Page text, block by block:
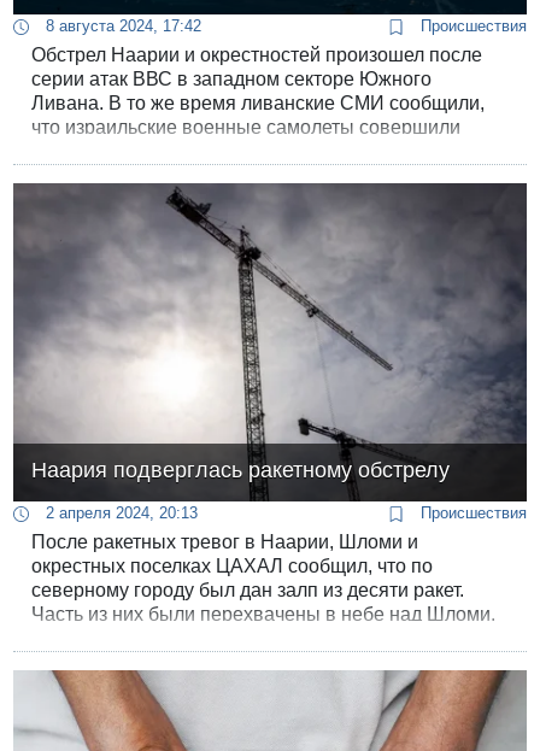
8 августа 2024, 17:42 Происшествия
Обстрел Наарии и окрестностей произошел после
серии атак ВВС в западном секторе Южного
Ливана. В то же время ливанские СМИ сообщили,
что израильские военные самолеты совершили
Наария подверглась ракетному обстрелу
2 апреля 2024, 20:13 Происшествия
После ракетных тревог в Наарии, Шломи и
окрестных поселках ЦАХАЛ сообщил, что по
северному городу был дан залп из десяти ракет.
Часть из них были перехвачены в небе над Шломи.